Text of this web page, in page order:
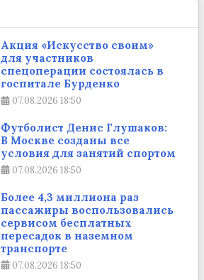
Акция «Искусство своим»
для участников
спецоперации состоялась в
госпитале Бурденко
07.08.2026 18:50
Футболист Денис Глушаков:
В Москве созданы все
условия для занятий спортом
07.08.2026 18:50
Более 4,3 миллиона раз
пассажиры воспользовались
сервисом бесплатных
пересадок в наземном
транспорте
07.08.2026 18:50